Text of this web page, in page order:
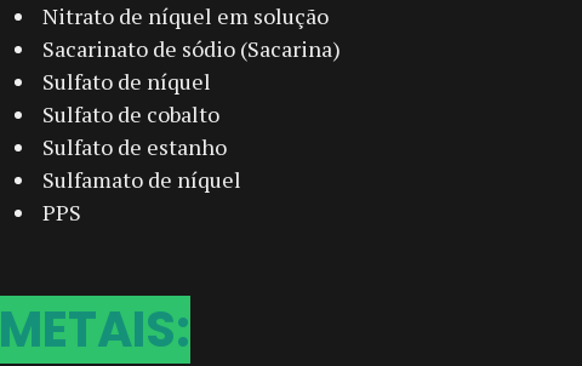
Nitrato de níquel em solução
Sacarinato de sódio (Sacarina)
Sulfato de níquel
Sulfato de cobalto
Sulfato de estanho
Sulfamato de níquel
PPS
METAIS: